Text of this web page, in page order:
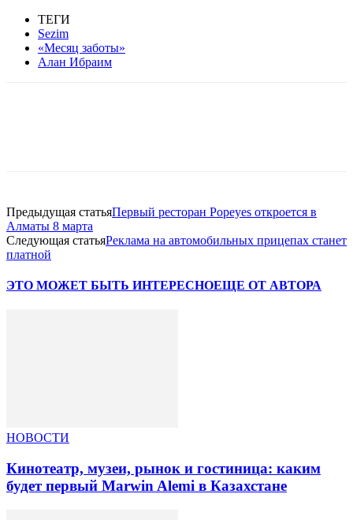
ТЕГИ
Sezim
«Месяц заботы»
Алан Ибраим
Предыдущая статьяПервый ресторан Popeyes откроется в
Алматы 8 марта
Следующая статьяРеклама на автомобильных прицепах станет
платной
ЭТО МОЖЕТ БЫТЬ ИНТЕРЕСНОЕЩЕ ОТ АВТОРА
НОВОСТИ
Кинотеатр, музеи, рынок и гостиница: каким
будет первый Marwin Alemi в Казахстане